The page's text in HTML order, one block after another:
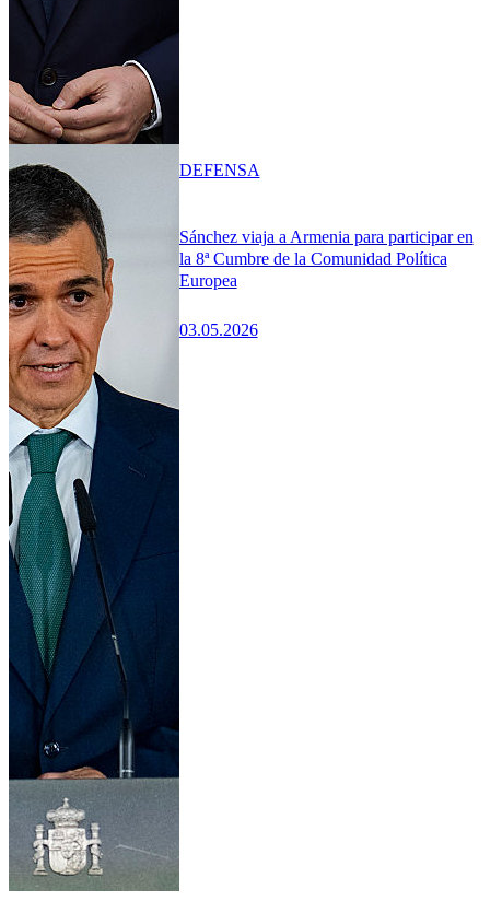
Sánchez viaja a Armenia para participar en
la 8ª Cumbre de la Comunidad Política
Europea
03.05.2026
DEFENSA